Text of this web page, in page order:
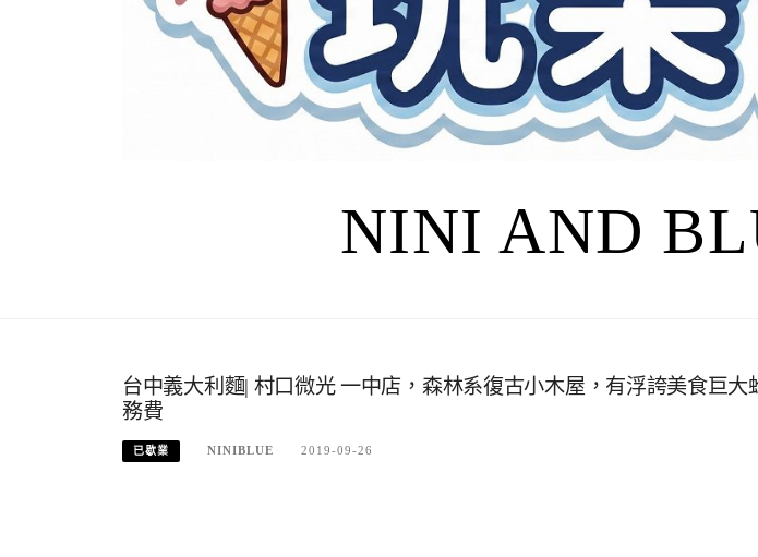
NINI AND
台中義大利麵| 村口微光 一中店，森林系復古小木屋，有浮誇美食巨大
務費
已歇業 NINIBLUE 2019-09-26